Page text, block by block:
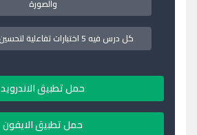
والصورة
كل درس فيه 5 اختبارات تفاعلية لتحسين اللفظ والنطق
حمل تطبيق الاندرويد
حمل تطبيق الايفون